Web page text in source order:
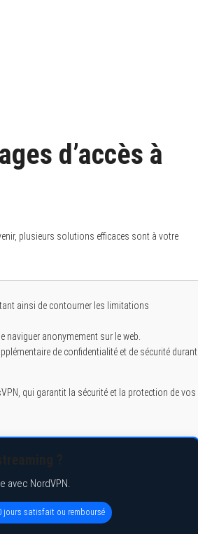
d’accès à
plusieurs solutions efficaces sont à votre
ainsi de contourner les limitations
naviguer anonymement sur le web.
de confidentialité et de sécurité durant
qui garantit la sécurité et la protection de vos
avec NordVPN.
jours satisfait ou remboursé